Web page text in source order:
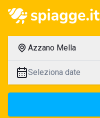
Azzano Mella
Seleziona date